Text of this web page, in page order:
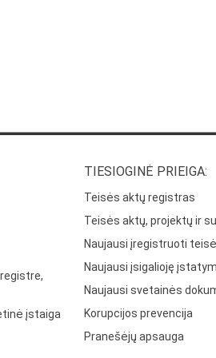
įstaiga
TIESIOGINĖ PRIEIGA:
Teisės aktų registras
Teisės aktų, projektų ir
Naujausi įregistruoti
Naujausi įsigalioję
Naujausi svetainės
Korupcijos prevencija
Pranešėjų apsauga